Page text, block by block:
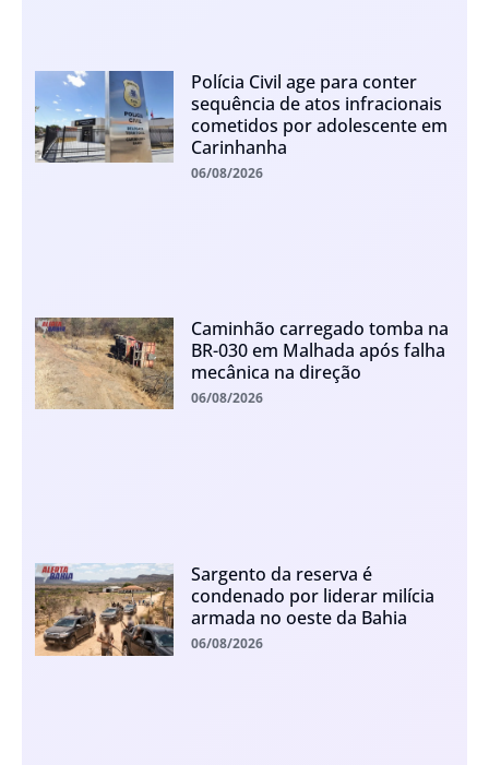
Polícia Civil age para conter
sequência de atos infracionais
cometidos por adolescente em
Carinhanha
06/08/2026
Caminhão carregado tomba na
BR-030 em Malhada após falha
mecânica na direção
06/08/2026
Sargento da reserva é
condenado por liderar milícia
armada no oeste da Bahia
06/08/2026